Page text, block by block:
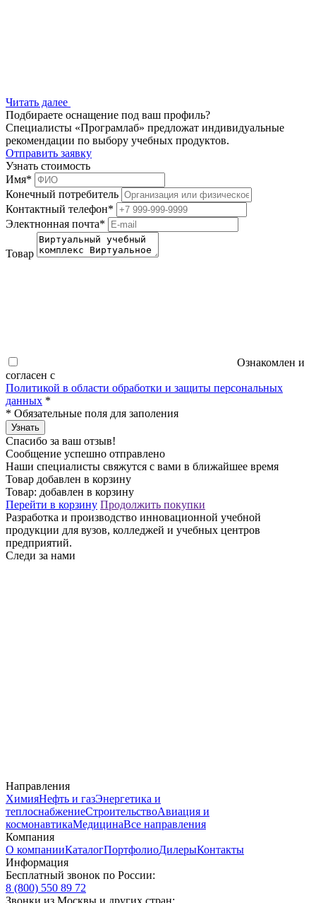
Читать далее
Подбираете оснащение под ваш профиль?
Специалисты «Програмлаб» предложат индивидуальные
рекомендации по выбору учебных продуктов.
Отправить заявку
Узнать стоимость
Имя*
Конечный потребитель
Контактный телефон*
Электнонная почта*
Товар
Ознакомлен и
согласен с
Политикой в области обработки и защиты персональных
данных *
* Обязательные поля для заполения
Узнать
Спасибо за ваш отзыв!
Сообщение успешно отправлено
Наши специалисты свяжутся с вами в ближайшее время
Товар добавлен в корзину
Товар: добавлен в корзину
Перейти в корзину Продолжить покупки
Разработка и производство инновационной учебной
продукции для вузов, колледжей и учебных центров
предприятий.
Следи за нами
Направления
ХимияНефть и газЭнергетика и
теплоснабжениеСтроительствоАвиация и
космонавтикаМедицинаВсе направления
Компания
О компанииКаталогПортфолиоДилерыКонтакты
Информация
Бесплатный звонок по России:
8 (800) 550 89 72
Звонки из Москвы и других стран: